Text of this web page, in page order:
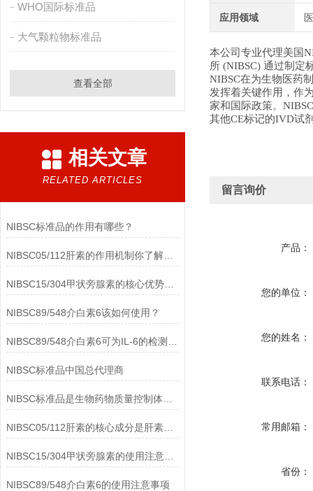
WHO国际标准品
大气颗粒物标准品
查看全部
相关文章
RELATED ARTICLES
NIBSC标准品的作用有哪些？
NIBSC05/112肝素的作用机制你了解多少？
NIBSC15/304甲状旁腺素的核心优势有哪些？
NIBSC89/548介白素6该如何使用？
NIBSC标准品中国总代理商
NIBSC标准品是生物药物质量控制体系中的基础工具
NIBSC05/112肝素的核心成分是肝素钠(Heparin Sodium)
NIBSC15/304甲状旁腺素的使用注意事项
NIBSC89/548介白素6的使用注意事项
应用领域
本公司专业代理美国
所 (NIBSC) 通过制定
NIBSC在为生物医药
发挥着关键作用，作
家和国际政策。
其他CE标记的IVD试
留言询价
产品：
您的单位：
您的姓名：
联系电话：
常用邮箱：
省份：